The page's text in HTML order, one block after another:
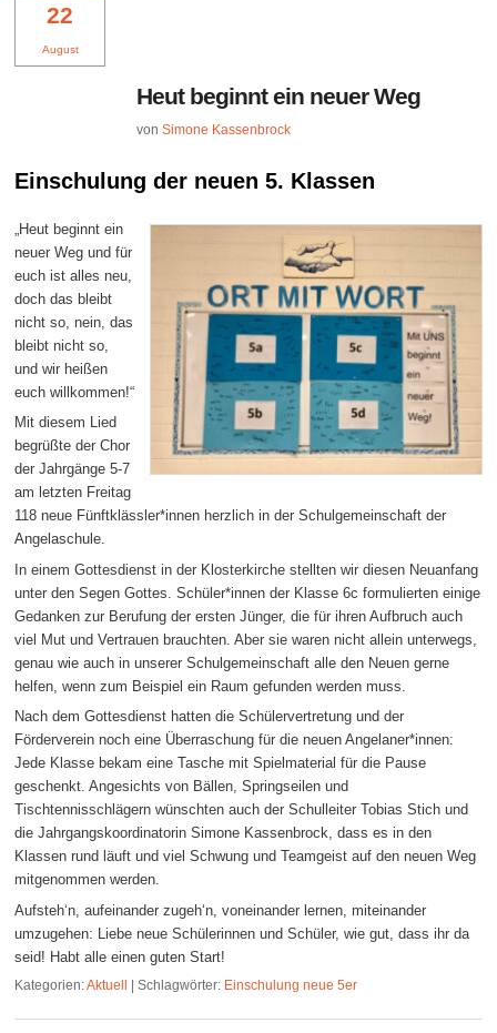
22
August
Heut beginnt ein neuer Weg
vonSimone Kassenbrock
Einschulung der neuen 5. Klassen
„Heut beginnt ein
neuer Weg und für
euch ist alles neu,
doch das bleibt
nicht so, nein, das
bleibt nicht so,
und wir heißen
euch willkommen!“
Mit diesem Lied
begrüßte der Chor
der Jahrgänge 5-7
am letzten Freitag
118 neue Fünftklässler*innen herzlich in der Schulgemeinschaft der
Angelaschule.
In einem Gottesdienst in der Klosterkirche stellten wir diesen Neuanfang
unter den Segen Gottes. Schüler*innen der Klasse 6c formulierten einige
Gedanken zur Berufung der ersten Jünger, die für ihren Aufbruch auch
viel Mut und Vertrauen brauchten. Aber sie waren nicht allein unterwegs,
genau wie auch in unserer Schulgemeinschaft alle den Neuen gerne
helfen, wenn zum Beispiel ein Raum gefunden werden muss.
Nach dem Gottesdienst hatten die Schülervertretung und der
Förderverein noch eine Überraschung für die neuen Angelaner*innen:
Jede Klasse bekam eine Tasche mit Spielmaterial für die Pause
geschenkt. Angesichts von Bällen, Springseilen und
Tischtennisschlägern wünschten auch der Schulleiter Tobias Stich und
die Jahrgangskoordinatorin Simone Kassenbrock, dass es in den
Klassen rund läuft und viel Schwung und Teamgeist auf den neuen Weg
mitgenommen werden.
Aufsteh‘n, aufeinander zugeh‘n, voneinander lernen, miteinander
umzugehen: Liebe neue Schülerinnen und Schüler, wie gut, dass ihr da
seid! Habt alle einen guten Start!
Kategorien:Aktuell |Schlagwörter: Einschulung neue 5er